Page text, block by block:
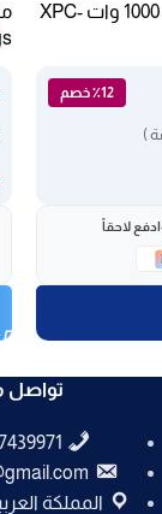
قدر ضغط كهربائي اكسبير 6 لتر – 1000 وات XPC-
٪12 خصم
)
لاحقاً
تواصل
المملكة